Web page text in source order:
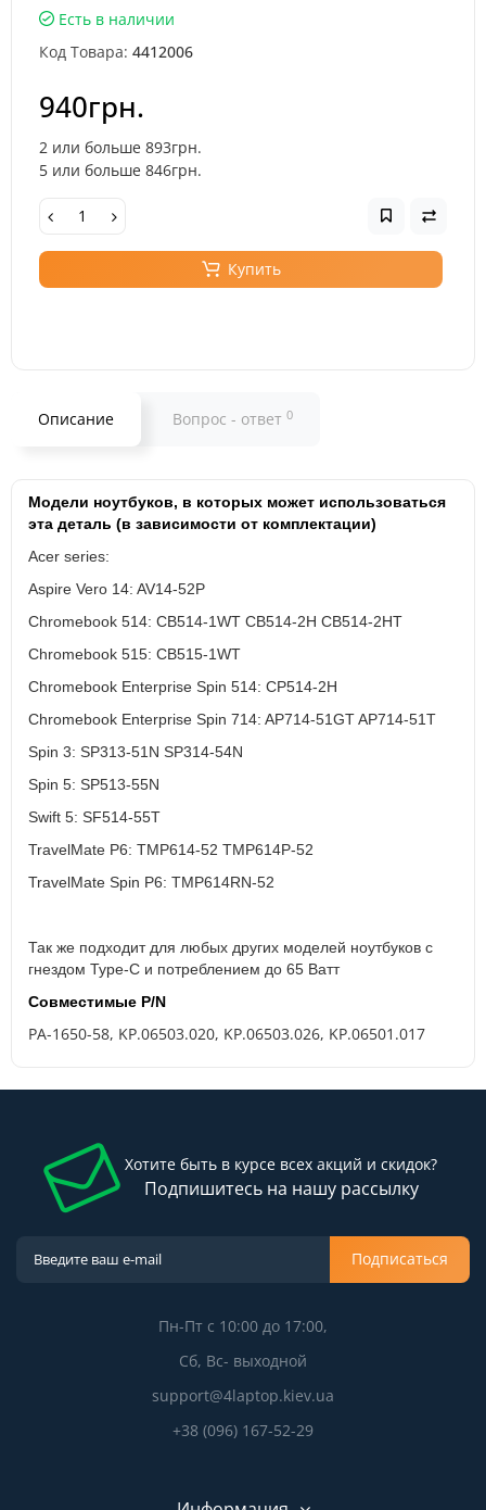
Есть в наличии
Код Товара: 4412006
940грн.
2 или больше 893грн.
5 или больше 846грн.
Купить
Описание Вопрос - ответ 0
Модели ноутбуков, в которых может использоваться
эта деталь (в зависимости от комплектации)
Acer series:
Aspire Vero 14: AV14-52P
Chromebook 514: CB514-1WT CB514-2H CB514-2HT
Chromebook 515: CB515-1WT
Chromebook Enterprise Spin 514: CP514-2H
Chromebook Enterprise Spin 714: AP714-51GT AP714-51T
Spin 3: SP313-51N SP314-54N
Spin 5: SP513-55N
Swift 5: SF514-55T
TravelMate P6: TMP614-52 TMP614P-52
TravelMate Spin P6: TMP614RN-52
Так же подходит для любых других моделей ноутбуков с
гнездом Type-C и потреблением до 65 Ватт
Совместимые P/N
PA-1650-58, KP.06503.020, KP.06503.026, KP.06501.017
Хотите быть в курсе всех акций и скидок?
Подпишитесь на нашу рассылку
Подписаться
Пн-Пт с 10:00 до 17:00,
Сб, Вс- выходной
support@4laptop.kiev.ua
+38 (096) 167-52-29